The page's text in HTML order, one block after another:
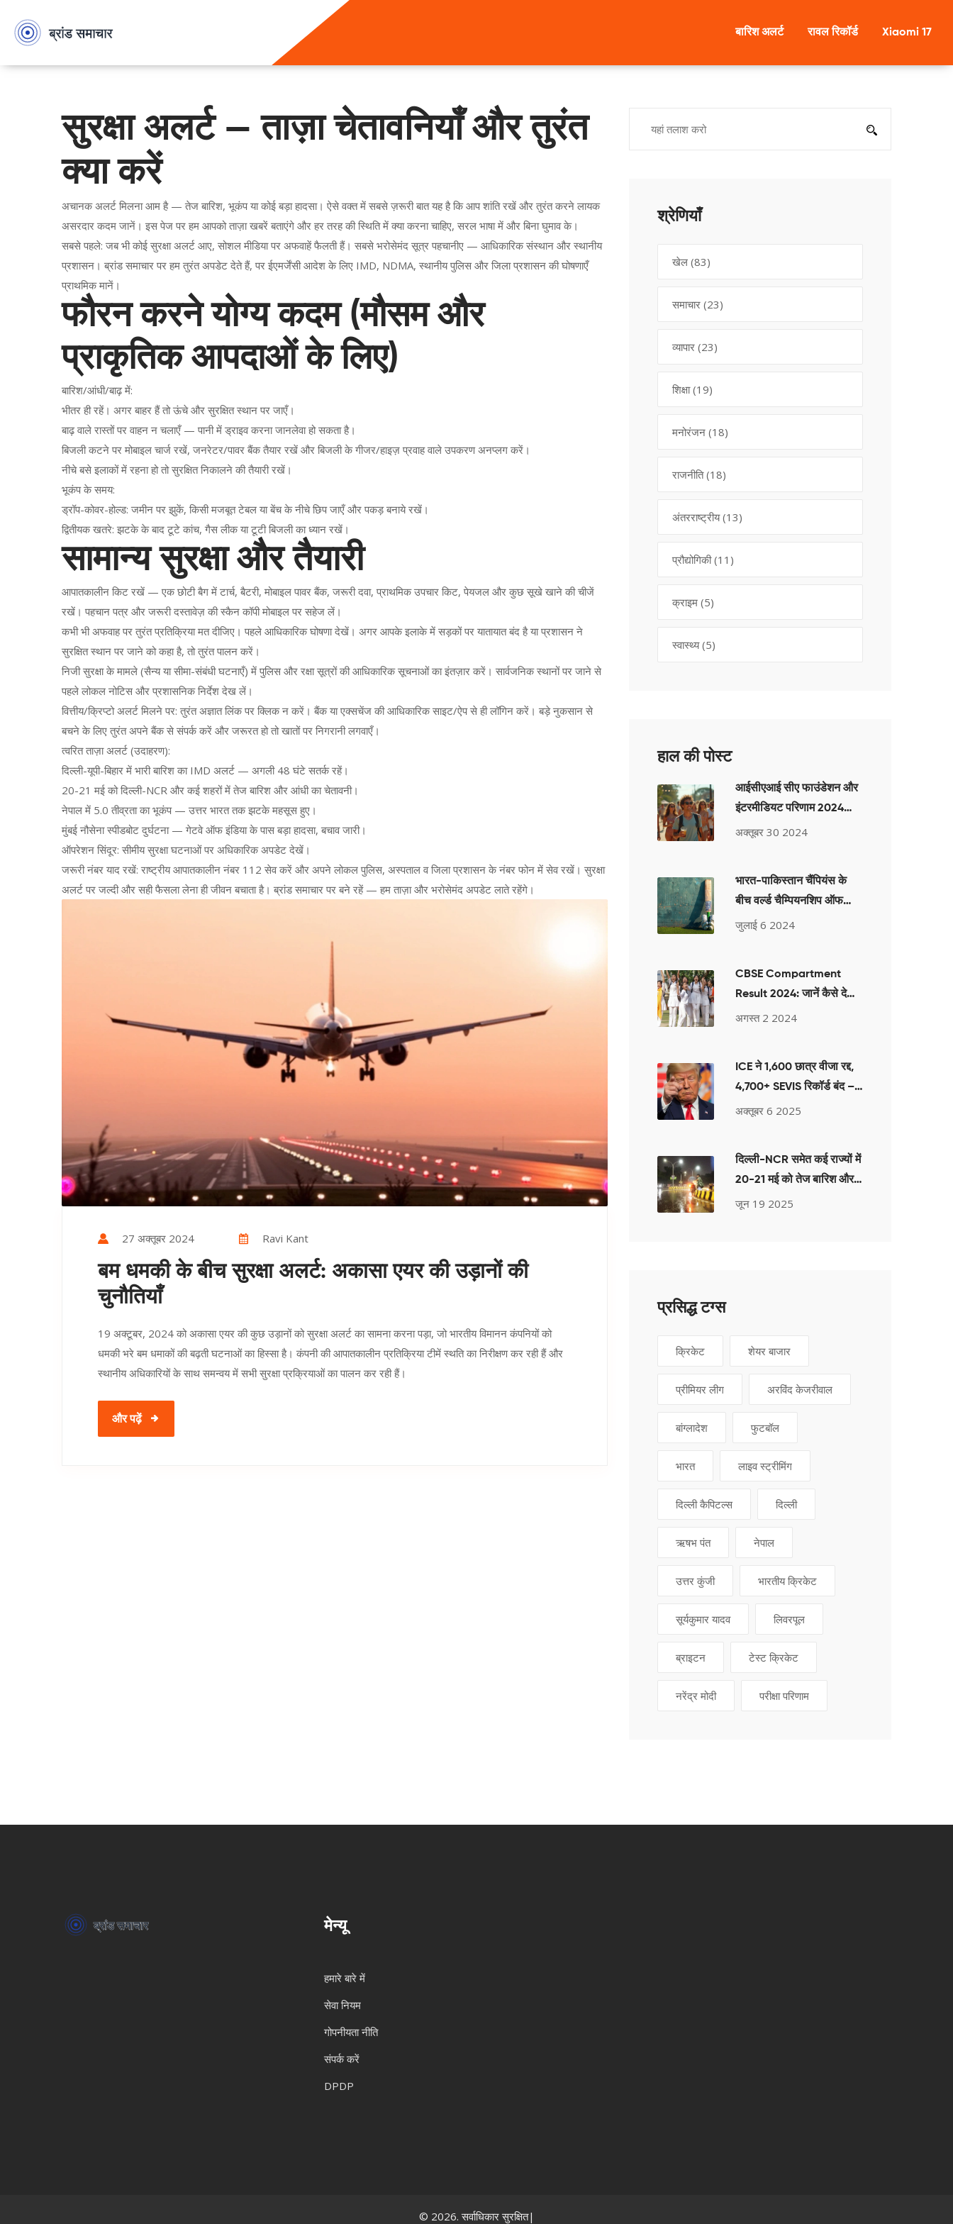
बारिश अलर्ट रावल रिकॉर्ड Xiaomi 17
सुरक्षा अलर्ट — ताज़ा चेतावनियाँ और तुरंत
क्या करें
अचानक अलर्ट मिलना आम है — तेज बारिश, भूकंप या कोई बड़ा हादसा। ऐसे वक्त में सबसे ज़रूरी बात यह है कि आप शांति रखें और तुरंत करने लायक
असरदार कदम जानें। इस पेज पर हम आपको ताज़ा खबरें बताएंगे और हर तरह की स्थिति में क्या करना चाहिए, सरल भाषा में और बिना घुमाव के।
सबसे पहले: जब भी कोई सुरक्षा अलर्ट आए, सोशल मीडिया पर अफवाहें फैलती हैं। सबसे भरोसेमंद सूत्र पहचानीए — आधिकारिक संस्थान और स्थानीय
प्रशासन। ब्रांड समाचार पर हम तुरंत अपडेट देते हैं, पर ईएमर्जेंसी आदेश के लिए IMD, NDMA, स्थानीय पुलिस और जिला प्रशासन की घोषणाएँ
प्राथमिक मानें।
फौरन करने योग्य कदम (मौसम और
प्राकृतिक आपदाओं के लिए)
बारिश/आंधी/बाढ़ में:
भीतर ही रहें। अगर बाहर हैं तो ऊंचे और सुरक्षित स्थान पर जाएँ।
बाढ़ वाले रास्तों पर वाहन न चलाएँ — पानी में ड्राइव करना जानलेवा हो सकता है।
बिजली कटने पर मोबाइल चार्ज रखें, जनरेटर/पावर बैंक तैयार रखें और बिजली के गीजर/हाइज़ प्रवाह वाले उपकरण अनप्लग करें।
नीचे बसे इलाकों में रहना हो तो सुरक्षित निकालने की तैयारी रखें।
भूकंप के समय:
ड्रॉप-कोवर-होल्ड: जमीन पर झुकें, किसी मजबूत टेबल या बेंच के नीचे छिप जाएँ और पकड़ बनाये रखें।
द्वितीयक खतरे: झटके के बाद टूटे कांच, गैस लीक या टूटी बिजली का ध्यान रखें।
सामान्य सुरक्षा और तैयारी
आपातकालीन किट रखें — एक छोटी बैग में टार्च, बैटरी, मोबाइल पावर बैंक, जरूरी दवा, प्राथमिक उपचार किट, पेयजल और कुछ सूखे खाने की चीजें
रखें। पहचान पत्र और जरूरी दस्तावेज़ की स्कैन कॉपी मोबाइल पर सहेज लें।
कभी भी अफवाह पर तुरंत प्रतिक्रिया मत दीजिए। पहले आधिकारिक घोषणा देखें। अगर आपके इलाके में सड़कों पर यातायात बंद है या प्रशासन ने
सुरक्षित स्थान पर जाने को कहा है, तो तुरंत पालन करें।
निजी सुरक्षा के मामले (सैन्य या सीमा-संबंधी घटनाएँ) में पुलिस और रक्षा सूत्रों की आधिकारिक सूचनाओं का इंतज़ार करें। सार्वजनिक स्थानों पर जाने से
पहले लोकल नोटिस और प्रशासनिक निर्देश देख लें।
वित्तीय/क्रिप्टो अलर्ट मिलने पर: तुरंत अज्ञात लिंक पर क्लिक न करें। बैंक या एक्सचेंज की आधिकारिक साइट/ऐप से ही लॉगिन करें। बड़े नुकसान से
बचने के लिए तुरंत अपने बैंक से संपर्क करें और जरूरत हो तो खातों पर निगरानी लगवाएँ।
त्वरित ताज़ा अलर्ट (उदाहरण):
दिल्ली-यूपी-बिहार में भारी बारिश का IMD अलर्ट — अगली 48 घंटे सतर्क रहें।
20-21 मई को दिल्ली-NCR और कई शहरों में तेज बारिश और आंधी का चेतावनी।
नेपाल में 5.0 तीव्रता का भूकंप — उत्तर भारत तक झटके महसूस हुए।
मुंबई नौसेना स्पीडबोट दुर्घटना — गेटवे ऑफ इंडिया के पास बड़ा हादसा, बचाव जारी।
ऑपरेशन सिंदूर: सीमीय सुरक्षा घटनाओं पर अधिकारिक अपडेट देखें।
जरूरी नंबर याद रखें: राष्ट्रीय आपातकालीन नंबर 112 सेव करें और अपने लोकल पुलिस, अस्पताल व जिला प्रशासन के नंबर फोन में सेव रखें। सुरक्षा
अलर्ट पर जल्दी और सही फैसला लेना ही जीवन बचाता है। ब्रांड समाचार पर बने रहें — हम ताज़ा और भरोसेमंद अपडेट लाते रहेंगे।
27 अक्तूबर 2024 Ravi Kant
बम धमकी के बीच सुरक्षा अलर्ट: अकासा एयर की उड़ानों की
चुनौतियाँ
19 अक्टूबर, 2024 को अकासा एयर की कुछ उड़ानों को सुरक्षा अलर्ट का सामना करना पड़ा, जो भारतीय विमानन कंपनियों को
धमकी भरे बम धमाकों की बढ़ती घटनाओं का हिस्सा है। कंपनी की आपातकालीन प्रतिक्रिया टीमें स्थति का निरीक्षण कर रही हैं और
स्थानीय अधिकारियों के साथ समन्वय में सभी सुरक्षा प्रक्रियाओं का पालन कर रही हैं।
और पढ़ें
श्रेणियाँ
खेल (83)
समाचार (23)
व्यापार (23)
शिक्षा(19)
मनोरंजन (18)
राजनीति(18)
अंतरराष्ट्रीय(13)
प्रौद्योगिकी(11)
क्राइम (5)
स्वास्थ्य(5)
हाल की पोस्ट
आईसीएआई सीए फाउंडेशन और
इंटरमीडियट परिणाम 2024
जारी: जानें कैसे देखें
अक्तूबर 30 2024
भारत-पा‍किस्तान चैंपियंस के
बीच वर्ल्ड चैम्पियनशिप ऑफ
लीजेंड्स का मुकाबला पूरी तरह
जुलाई 6 2024
CBSE Compartment
Result 2024: जानें कैसे देखें
कक्षा 10 और 12 की सप्लीमेंट्री
अगस्त 2 2024
ICE ने 1,600 छात्र वीजा रद्द,
4,700+ SEVIS रिकॉर्ड बंद –
2025 में अमेरिकी छात्र संकट
अक्तूबर 6 2025
दिल्ली-NCR समेत कई राज्यों में
20-21 मई को तेज बारिश और
आंधी का अलर्ट, IMD का
जून 19 2025
प्रसिद्ध टग्स
क्रिकेट शेयर बाजार
प्रीमियर लीग अरविंद केजरीवाल
बांग्लादेश फुटबॉल
भारत लाइव स्ट्रीमिंग
दिल्ली कैपिटल्स दिल्ली
ऋषभ पंत नेपाल
उत्तर कुंजी भारतीय क्रिकेट
सूर्यकुमार यादव लिवरपूल
ब्राइटन टेस्ट क्रिकेट
नरेंद्र मोदी परीक्षा परिणाम
मेन्यू
हमारे बारे में
सेवा नियम
गोपनीयता नीति
संपर्क करें
DPDP
© 2026. सर्वाधिकार सुरक्षित|